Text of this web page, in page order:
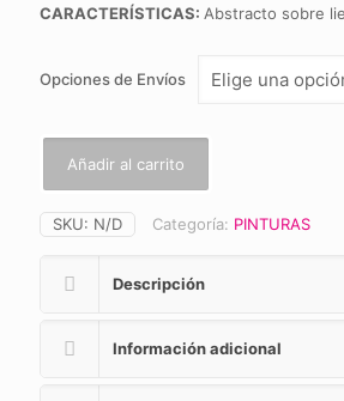
CARACTERÍSTICAS: Abstracto sobre
Opciones de Envíos
Añadir al carrito
SKU: N/D Categoría: PINTURAS
Descripción
Información adicional